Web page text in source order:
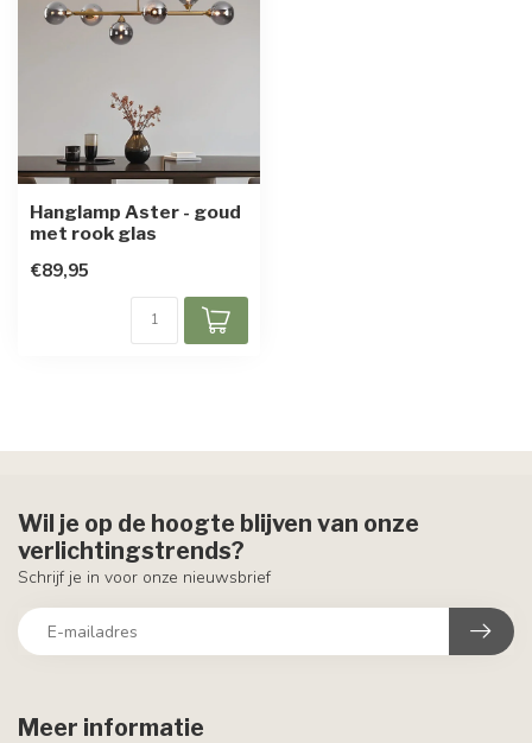
Hanglamp Aster - goud
met rook glas
€89,95
Meer informatie
Wil je op de hoogte blijven van onze
verlichtingstrends?
Schrijf je in voor onze nieuwsbrief